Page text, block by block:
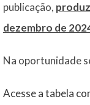
publicação,
dezembro de
Na oportunidade
Acesse a tabela